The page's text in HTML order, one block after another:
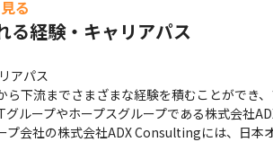
る
る経験・キャリアパス
アパス
ら下流までさまざまな経験を積むことができ
グループやホープスグループである株式会社
プ会社の株式会社ADX Consultingには、日